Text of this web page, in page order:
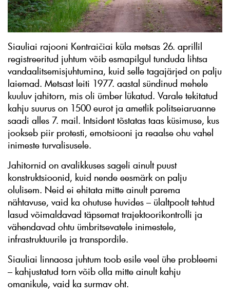
Siauliai rajooni Kentraičiai küla metsas 26. aprillil
registreeritud juhtum võib esmapilgul tunduda lihtsa
vandaalitsemisjuhtumina, kuid selle tagajärjed on palju
laiemad. Metsast leiti 1977. aastal sündinud mehele
kuuluv jahitorn, mis oli ümber lükatud. Varale tekitatud
kahju suurus on 1500 eurot ja ametlik politseiaruanne
saadi alles 7. mail. Intsident tõstatas taas küsimuse, kus
jookseb piir protesti, emotsiooni ja reaalse ohu vahel
inimeste turvalisusele.
Jahitornid on avalikkuses sageli ainult puust
konstruktsioonid, kuid nende eesmärk on palju
olulisem. Neid ei ehitata mitte ainult parema
nähtavuse, vaid ka ohutuse huvides – ülaltpoolt tehtud
lasud võimaldavad täpsemat trajektoorikontrolli ja
vähendavad ohtu ümbritsevatele inimestele,
infrastruktuurile ja transpordile.
Siauliai linnaosa juhtum toob esile veel ühe probleemi
– kahjustatud torn võib olla mitte ainult kahju
omanikule, vaid ka surmav oht.